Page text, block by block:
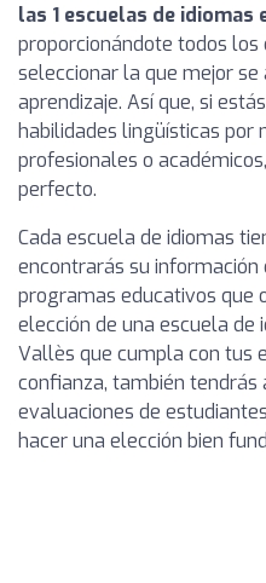
las 1 escuelas de
proporcionándote todos
seleccionar la que mejor
aprendizaje. Así que, si
habilidades lingüísticas por
profesionales o
perfecto.
Cada escuela de idiomas
encontrarás su información
programas educativos que
elección de una escuela de
Vallès que cumpla con tus
confianza, también tendrás
evaluaciones de
hacer una elección bien